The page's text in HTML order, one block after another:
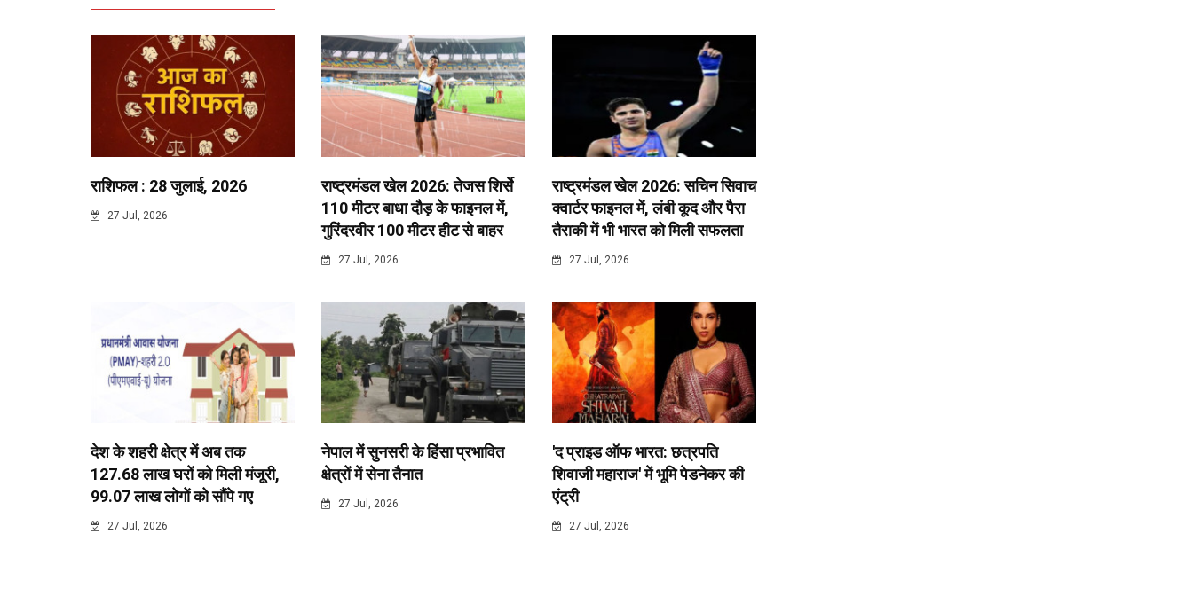
राशिफल : 28 जुलाई, 2026
27 Jul, 2026
राष्ट्रमंडल खेल 2026: तेजस शिर्से
110 मीटर बाधा दौड़ के फाइनल में,
गुरिंदरवीर 100 मीटर हीट से बाहर
27 Jul, 2026
राष्ट्रमंडल खेल 2026: सचिन सिवाच
क्वार्टर फाइनल में, लंबी कूद और पैरा
तैराकी में भी भारत को मिली सफलता
27 Jul, 2026
देश के शहरी क्षेत्र में अब तक
127.68 लाख घरों को मिली मंजूरी,
99.07 लाख लोगों को सौंपे गए
27 Jul, 2026
नेपाल में सुनसरी के हिंसा प्रभावित
क्षेत्रों में सेना तैनात
27 Jul, 2026
'द प्राइड ऑफ भारत: छत्रपति
शिवाजी महाराज' में भूमि पेडनेकर की
एंट्री
27 Jul, 2026